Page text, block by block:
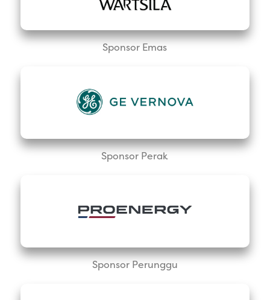
Sponsor Emas
Sponsor Perak
Sponsor Perunggu